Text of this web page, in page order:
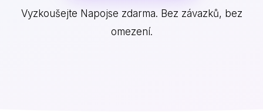
Vyzkoušejte Napojse zdarma. Bez závazků, bez
omezení.